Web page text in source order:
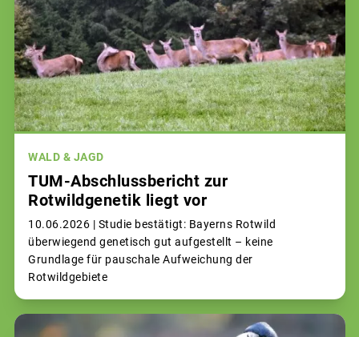
WALD & JAGD
TUM-Abschlussbericht zur
Rotwildgenetik liegt vor
10.06.2026 | Studie bestätigt: Bayerns Rotwild
überwiegend genetisch gut aufgestellt – keine
Grundlage für pauschale Aufweichung der
Rotwildgebiete